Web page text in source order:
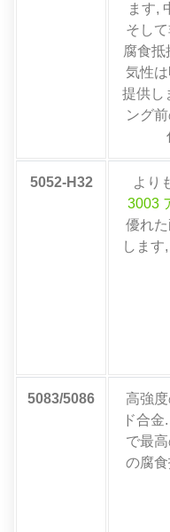
ます,
そし
腐食抵
気性
提供し
ング
5052-H32
より
3003
優れ
します
5083/5086
高強
ド合
で最
の腐